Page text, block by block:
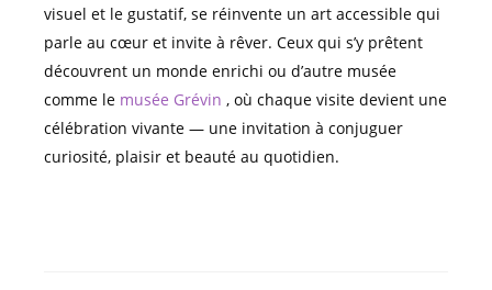
visuel et le gustatif, se réinvente un art accessible qui
parle au cœur et invite à rêver. Ceux qui s’y prêtent
découvrent un monde enrichi ou d’autre musée
comme le musée Grévin , où chaque visite devient une
célébration vivante — une invitation à conjuguer
curiosité, plaisir et beauté au quotidien.